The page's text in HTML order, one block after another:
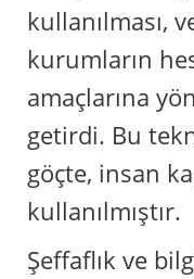
kullanılması,
kurumların
amaçlarına
getirdi. Bu
göçte, insan
kullanılmıştır.
Şeffaflık ve